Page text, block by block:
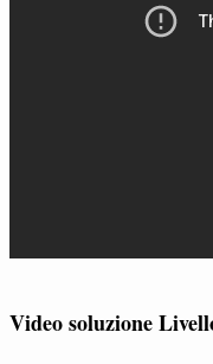
Video soluzione